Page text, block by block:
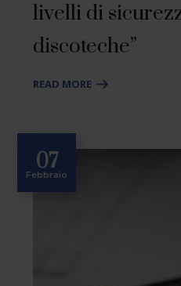
livelli di
discoteche”
READ MORE
07
Febbraio